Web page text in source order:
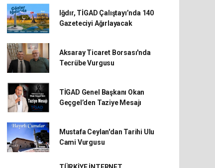
Iğdır, TİGAD Çalıştayı’nda 140
Gazeteciyi Ağırlayacak
Aksaray Ticaret Borsası'nda
Tecrübe Vurgusu
TİGAD Genel Başkanı Okan
Geçgel’den Taziye Mesajı
Mustafa Ceylan'dan Tarihi Ulu
Cami Vurgusu